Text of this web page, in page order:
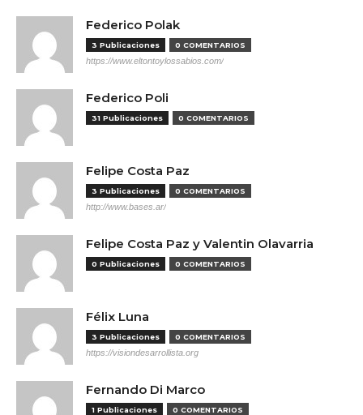
Federico Polak
3 Publicaciones 0 COMENTARIOS
https://www.eltontoylossabios.com/
Federico Poli
31 Publicaciones 0 COMENTARIOS
Felipe Costa Paz
3 Publicaciones 0 COMENTARIOS
http://www.bases.ar/
Felipe Costa Paz y Valentin Olavarria
0 Publicaciones 0 COMENTARIOS
Félix Luna
3 Publicaciones 0 COMENTARIOS
https://visiondesarrollista.org
Fernando Di Marco
1 Publicaciones 0 COMENTARIOS